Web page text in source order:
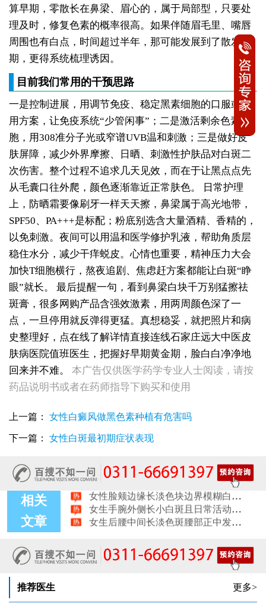
算早期，零散长在鼻梁、眉心的，属于局部型，只要处
理及时，修复色素的概率很高。如果伴随眉毛里、嘴唇
周围也有白点，时间超过半年，那可能发展到了散发
期，更得系统梳理诱因。
目前我们常用的干预思路
一是控制进展，用调节免疫、稳定黑素细胞的口服或外
用方案，让免疫系统“少管闲事”；二是激活剩余色素细
胞，用308准分子光或窄谱UVB温和刺激；三是做好皮
肤屏障，减少外界摩擦、日晒、刺激性护肤品对白斑二
次伤害。整个过程不追求几天见效，而在于让黑点点先
从毛囊口往外爬，颜色逐渐靠近正常肤色。
日常护理
上，防晒霜要像刷牙一样天天擦，鼻梁属于高光地带，
SPF50、PA+++是标配；粉底别选含大量酒精、香精的，
以免刺激。夜间可以用温和医学修护乳液，帮助角质层
稳住水分，减少干痒蜕皮。心情也重要，精神压力大会
加快T细胞横行，熬夜追剧、焦虑赶方案都能让白斑“睁
眼”就长。
最后提醒一句，看到鼻梁白块千万别猛擦祛
斑膏，很多网购产品含强效激素，用两周颜色深了一
点，一旦停用就反弹得更猛。真想稳妥，就把照片和病
史整理好，点在线了解详情直接连线石家庄远大中医皮
肤病医院值班医生，把握好早期黄金期，脸白白净净地
回来并不难。
本广告仅供医学药学专业人士阅读，请按
药品说明书或者在药师指导下购买和使用
上一篇： 女性白癜风做黑色素种植有危害吗
下一篇： 女性白斑最初期症状表现
相关
文章
女性全身零星长浅白点多处小块白斑是什么
女性手指关节长小白块指关节发白会不会扩
女性尾椎骨白斑是白癜风吗后背浅色皮损判断
眼角细小白点、眼周浅色斑块，严重吗
女性肩膀后侧长白块后背肩颈连接处发白怎么回事
女生鼻翼下方长淡白斑怎么回事？鼻下皮肤发白原因详解
女生小腿迎面骨长白斑，腿部正面发白解答
女性脸颊边缘长淡色块边界模糊白斑是怎么回事
女生手腕外侧长小白斑且日常活动发白，警惕白癜风信号
女生后腰中间长淡色斑腰部正中发白要紧吗
女性前臂浅色斑块日晒后白斑会更明显吗
女生脚趾甲旁长白点甲周皮肤变白怎么了
推荐医生 更多>